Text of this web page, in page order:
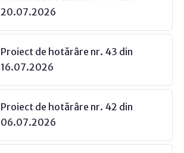
20.07.2026
Proiect de hotărâre nr. 43 din
16.07.2026
Proiect de hotărâre nr. 42 din
06.07.2026